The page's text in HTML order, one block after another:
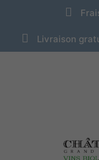
Livraison